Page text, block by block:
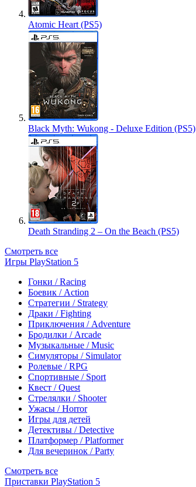
Atomic Heart (PS5)
Black Myth: Wukong - Deluxe Edition (PS5)
Death Stranding 2 – On the Beach (PS5)
Смотреть все
Игры PlayStation 5
Гонки / Racing
Боевик / Action
Стратегии / Strategy
Драки / Fighting
Приключения / Adventure
Бродилки / Arcade
Музыкальные / Music
Симуляторы / Simulator
Ролевые / RPG
Спортивные / Sport
Квест / Quest
Стрелялки / Shooter
Ужасы / Horror
Игры для детей
Детективы / Detective
Платформер / Platformer
Для вечеринок / Party
Смотреть все
Приставки PlayStation 5